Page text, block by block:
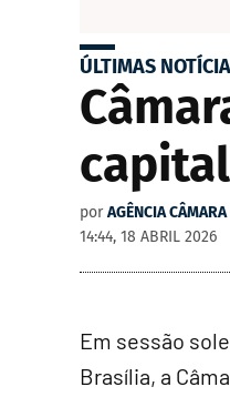
ÚLTIMAS
por AGÊNCIA CÂMARA
14:44, 18 ABRIL 2026
Em sessão
Brasília, a